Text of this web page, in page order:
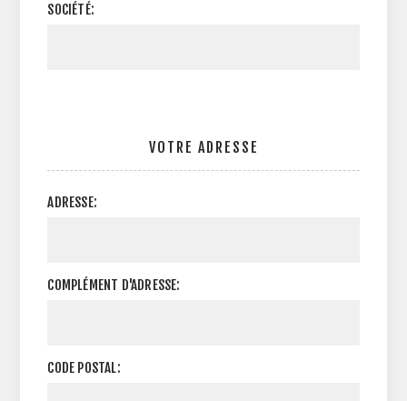
SOCIÉTÉ:
VOTRE ADRESSE
ADRESSE:
COMPLÉMENT D'ADRESSE:
CODE POSTAL: